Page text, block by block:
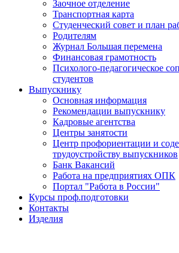
Заочное отделение
Транспортная карта
Студенческий совет и план
Родителям
Журнал Большая перемена
Финансовая грамотность
Психолого-педагогическое
студентов
Выпускнику
Основная информация
Рекомендации выпускнику
Кадровые агентства
Центры занятости
Центр профориентации и
трудоустройству выпускников
Банк Вакансий
Работа на предприятиях ОПК
Портал "Работа в России"
Курсы проф.подготовки
Контакты
Изделия